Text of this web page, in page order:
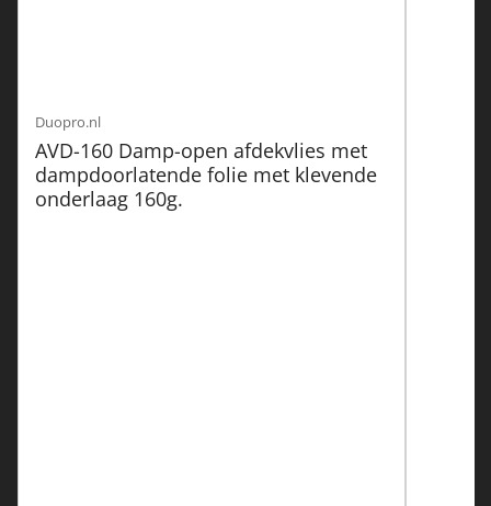
Duopro.nl
AVD-160 Damp-open afdekvlies met
dampdoorlatende folie met klevende
onderlaag 160g.